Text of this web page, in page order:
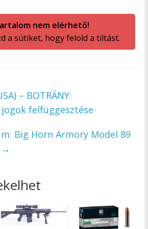
nem elérhető!
a sütiket, hogy felold a tiltást.
– BOTRÁNY:
felfüggesztése
Big Horn Armory Model 89
→